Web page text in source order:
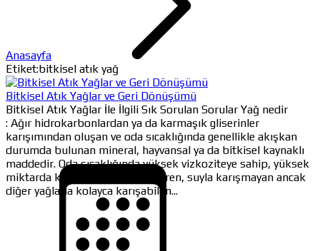
Anasayfa
Etiket:bitkisel atık yağ
Bitkisel Atık Yağlar ve Geri Dönüşümü
Bitkisel Atık Yağlar İle İlgili Sık Sorulan Sorular Yağ nedir
: Ağır hidrokarbonlardan ya da karmaşık gliserinler
karışımından oluşan ve oda sıcaklığında genellikle akışkan
durumda bulunan mineral, hayvansal ya da bitkisel kaynaklı
maddedir. Oda sıcaklığında yüksek vizkoziteye sahip, yüksek
miktarda karbon ve hidrojen içeren, suyla karışmayan ancak
diğer yağlarla kolayca karışabilen...